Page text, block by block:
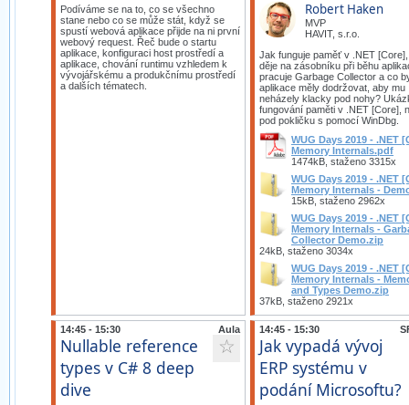
Podíváme se na to, co se všechno
stane nebo co se může stát, když se
spustí webová aplikace přijde na ni první
webový request. Řeč bude o startu
aplikace, konfiguraci host prostředí a
aplikace, chování runtimu vzhledem k
vývojářskému a produkčnímu prostředí
a dalších tématech.
Robert Haken
MVP
HAVIT, s.r.o.
Jak funguje paměť v .NET
děje na zásobníku při běhu
pracuje Garbage Collector a co
aplikace měly dodržovat, aby mu
neházely klacky pod nohy?
fungování paměti v .NET [Core],
pod pokličku s pomocí WinDbg.
WUG Days 2019 - .NET
Memory Internals.pdf
1474kB, staženo 3315x
WUG Days 2019 - .NET
Memory Internals -
15kB, staženo 2962x
WUG Days 2019 - .NET
Memory Internals -
Collector Demo.zip
24kB, staženo 3034x
WUG Days 2019 - .NET
Memory Internals -
and Types Demo.zip
37kB, staženo 2921x
Aula
14:45 - 15:30
☆
Nullable reference
types v C# 8 deep
dive
14:45 - 15:30
Jak vypadá vývoj
ERP systému v
podání Microsoftu?